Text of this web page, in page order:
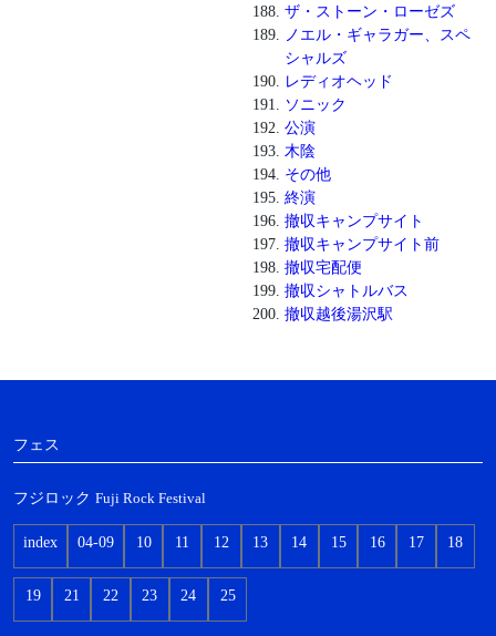
ザ・ストーン・ローゼズ
ノエル・ギャラガー、スペ
シャルズ
レディオヘッド
ソニック
公演
木陰
その他
終演
撤収キャンプサイト
撤収キャンプサイト前
撤収宅配便
撤収シャトルバス
撤収越後湯沢駅
フェス
フジロック Fuji Rock Festival
index 04-09 10 11 12 13 14 15 16 17 18
19 21 22 23 24 25